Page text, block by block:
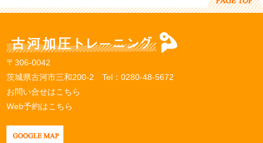
〒306-0042
茨城県古河市三和200-2 Tel：0280-48-5672
お問い合せはこちら
Web予約はこちら